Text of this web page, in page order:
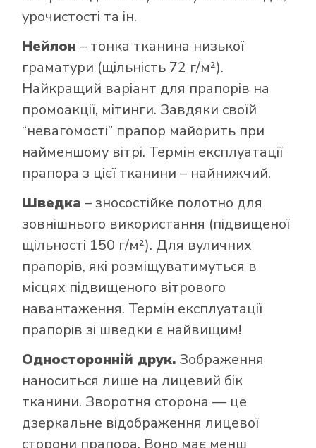
урочистості та ін.
Нейлон – тонка тканина низької
граматури (щільність 72 г/м²).
Найкращий варіант для прапорів на
промоакції, мітинги. Завдяки своїй
“невагомості” прапор майорить при
найменшому вітрі. Термін експлуатації
прапора з цієї тканини – найнижчий.
Шведка – зносостійке полотно для
зовнішнього використання (підвищеної
щільності 150 г/м²). Для вуличних
прапорів, які розміщуватимуться в
місцях підвищеного вітрового
навантаження. Термін експлуатації
прапорів зі шведки є найвищим!
Односторонній друк. Зображення
наноситься лише на лицевий бік
тканини. Зворотня сторона — це
дзеркальне відображення лицевої